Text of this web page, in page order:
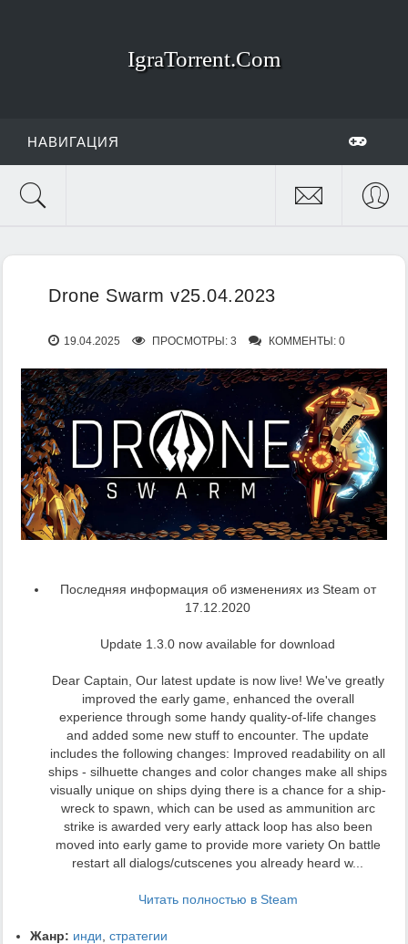
IgraTorrent.Com
НАВИГАЦИЯ
Drone Swarm v25.04.2023
19.04.2025 ПРОСМОТРЫ: 3 КОММЕНТЫ: 0
Последняя информация об изменениях из Steam от
17.12.2020
Update 1.3.0 now available for download
Dear Captain, Our latest update is now live! We've greatly
improved the early game, enhanced the overall
experience through some handy quality-of-life changes
and added some new stuff to encounter. The update
includes the following changes: Improved readability on all
ships - silhuette changes and color changes make all ships
visually unique on ships dying there is a chance for a ship-
wreck to spawn, which can be used as ammunition arc
strike is awarded very early attack loop has also been
moved into early game to provide more variety On battle
restart all dialogs/cutscenes you already heard w...
Читать полностью в Steam
Жанр: инди стратегии